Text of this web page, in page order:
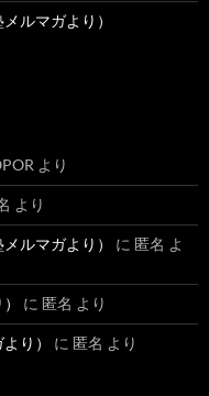
ルマガより）
より
より
ルマガより） に 匿名 よ
に 匿名 より
り） に 匿名 より